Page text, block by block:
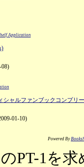
Application
シャルファンブックコンプリ
01-10)
Powered By
PT-1を求